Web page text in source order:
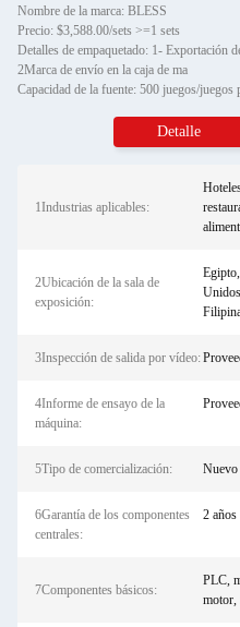
Nombre de la marca: BLESS
Precio: $3,588.00/sets >=1 sets
2Marca de envío en la caja de ma
Capacidad de la fuente: 500 juegos/
Detalle
1Industrias aplicables:
2Ubicación de la sala de
exposición:
3Inspección de salida por vídeo:
4Informe de ensayo de la
máquina:
5Tipo de comercialización: Nuevo
6Garantía de los componentes
centrales:
2 años
7Componentes básicos:
PLC,
motor,